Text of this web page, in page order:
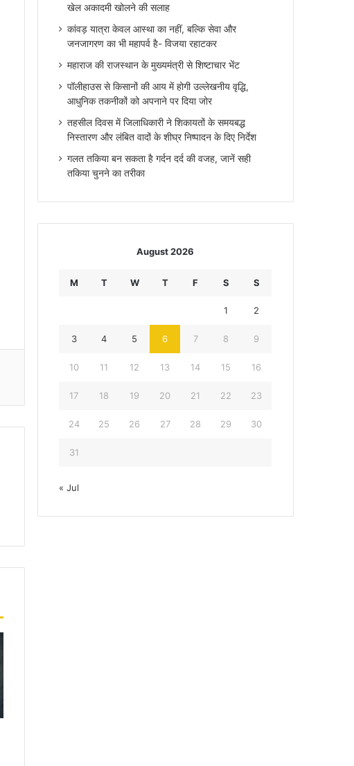
खेल अकादमी खोलने की सलाह
कांवड़ यात्रा केवल आस्था का नहीं, बल्कि सेवा और
जनजागरण का भी महापर्व है- विजया रहाटकर
महाराज की राजस्थान के मुख्यमंत्री से शिष्टाचार भेंट
पॉलीहाउस से किसानों की आय में होगी उल्लेखनीय वृद्धि,
आधुनिक तकनीकों को अपनाने पर दिया जोर
तहसील दिवस में जिलाधिकारी ने शिकायतों के समयबद्ध
निस्तारण और लंबित वादों के शीघ्र निष्पादन के दिए निर्देश
गलत तकिया बन सकता है गर्दन दर्द की वजह, जानें सही
तकिया चुनने का तरीका
August 2026
M T W T F S S
1 2
3 4 5 6 7 8 9
10 11 12 13 14 15 16
17 18 19 20 21 22 23
24 25 26 27 28 29 30
31
« Jul